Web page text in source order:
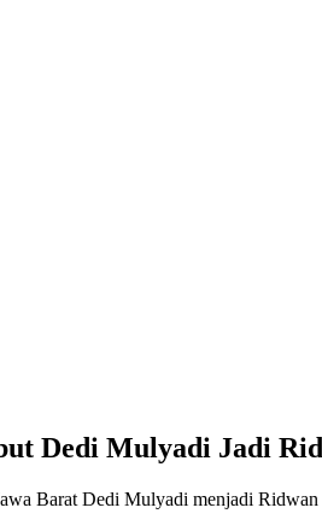
Dedi Mulyadi Jadi
Barat Dedi Mulyadi menjadi